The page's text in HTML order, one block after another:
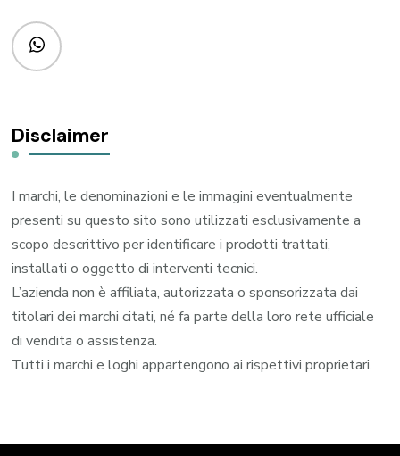
Disclaimer
I marchi, le denominazioni e le immagini eventualmente
presenti su questo sito sono utilizzati esclusivamente a
scopo descrittivo per identificare i prodotti trattati,
installati o oggetto di interventi tecnici.
L’azienda non è affiliata, autorizzata o sponsorizzata dai
titolari dei marchi citati, né fa parte della loro rete ufficiale
di vendita o assistenza.
Tutti i marchi e loghi appartengono ai rispettivi proprietari.